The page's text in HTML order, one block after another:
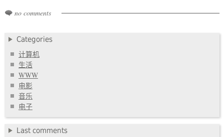
no comments
Categories
计算机
生活
WWW
电影
音乐
电子
Last comments